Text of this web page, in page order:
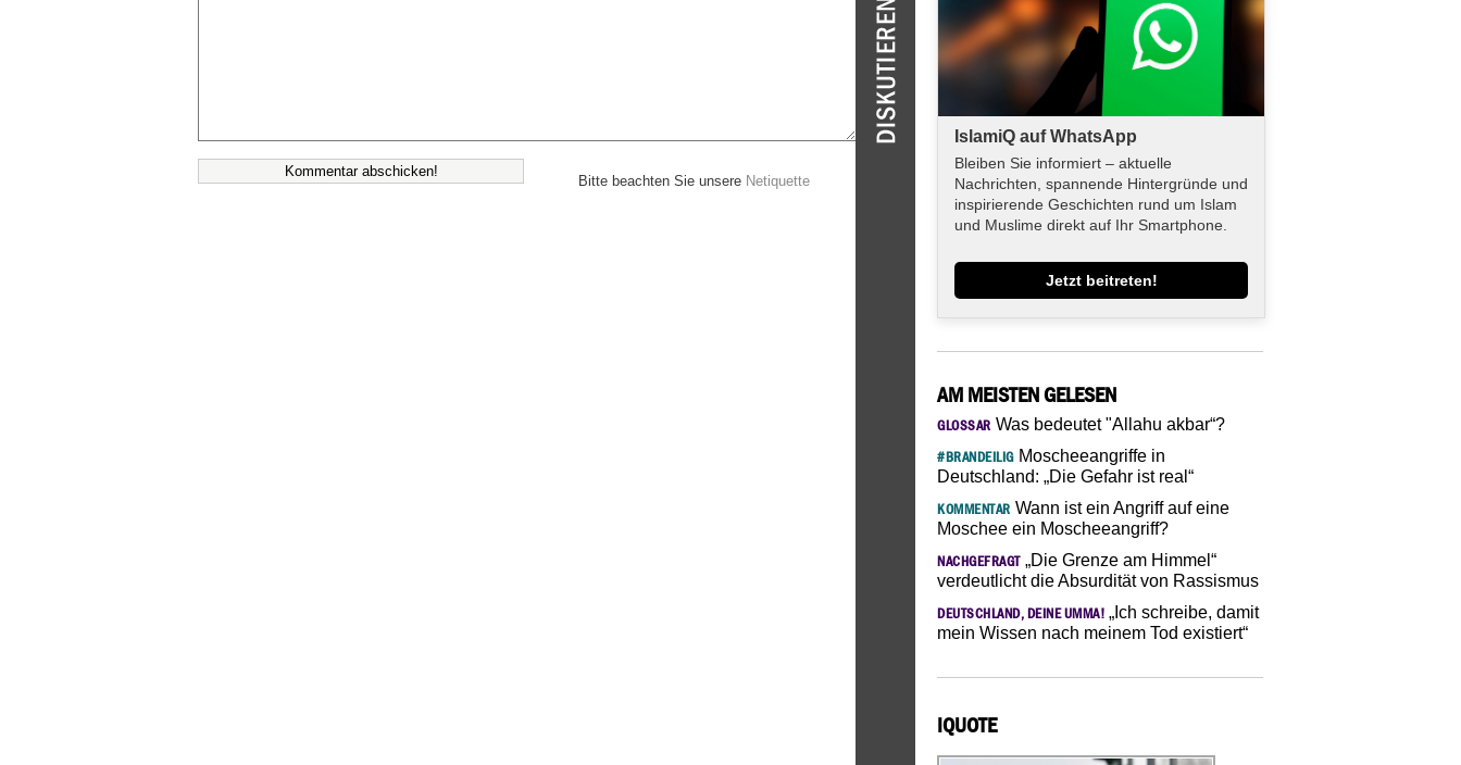
Bitte beachten Sie unsere Netiquette
IslamiQ auf WhatsApp
Bleiben Sie informiert – aktuelle
Nachrichten, spannende Hintergründe und
inspirierende Geschichten rund um Islam
und Muslime direkt auf Ihr Smartphone.
Jetzt beitreten!
AM MEISTEN GELESEN
GLOSSAR Was bedeutet "Allahu akbar“?
#BRANDEILIGMoscheeangriffe in
Deutschland: „Die Gefahr ist real“
KOMMENTAR Wann ist ein Angriff auf eine
Moschee ein Moscheeangriff?
NACHGEFRAGT„Die Grenze am Himmel“
verdeutlicht die Absurdität von Rassismus
DEUTSCHLAND, DEINE UMMA! „Ich schreibe, damit
mein Wissen nach meinem Tod existiert“
IQUOTE